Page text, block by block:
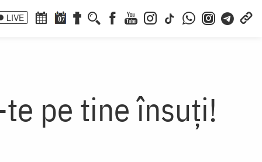
LIVE 07
pe tine însuți!